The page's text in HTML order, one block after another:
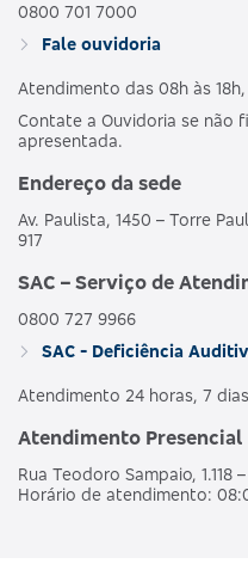
0800 701 7000
Fale ouvidoria
Atendimento das 08h às
Contate a Ouvidoria se não
apresentada.
Endereço da sede
Av. Paulista, 1450 – Torre
917
SAC – Serviço de
0800 727 9966
SAC - Deficiência
Atendimento 24 horas, 7
Atendimento Presencial
Rua Teodoro Sampaio, 1.118
Horário de atendimento: